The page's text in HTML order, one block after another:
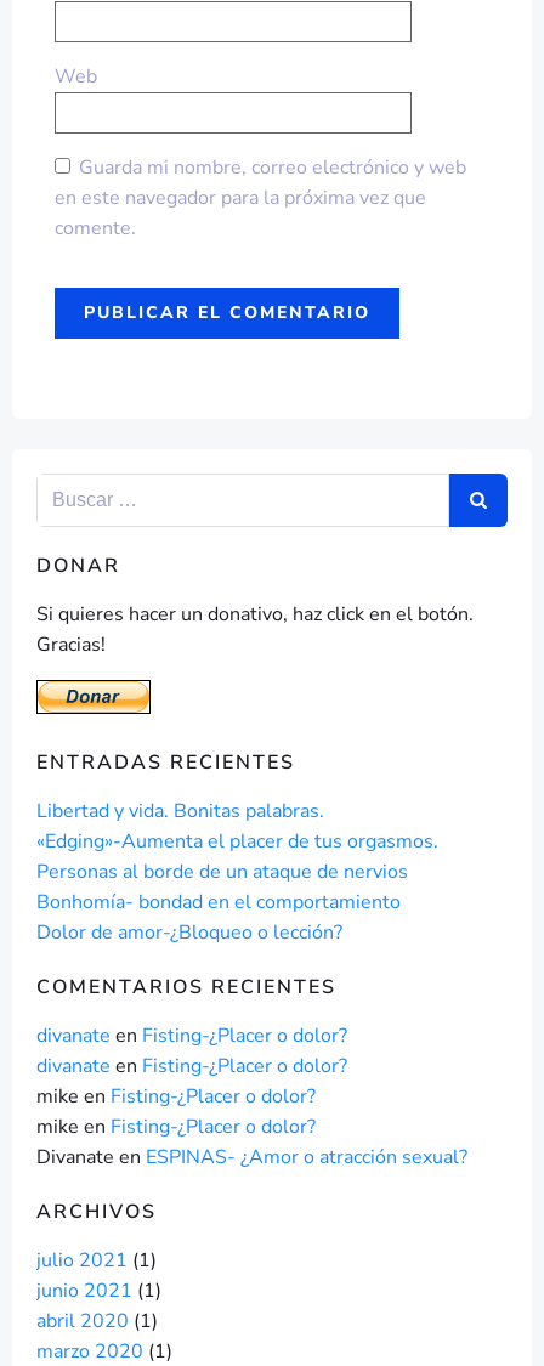
Web
Guarda mi nombre, correo electrónico y web
en este navegador para la próxima vez que
comente.
DONAR
Si quieres hacer un donativo, haz click en el botón.
Gracias!
ENTRADAS RECIENTES
Libertad y vida. Bonitas palabras.
«Edging»-Aumenta el placer de tus orgasmos.
Personas al borde de un ataque de nervios
Bonhomía- bondad en el comportamiento
Dolor de amor-¿Bloqueo o lección?
COMENTARIOS RECIENTES
divanate en Fisting-¿Placer o dolor?
divanate en Fisting-¿Placer o dolor?
mike en Fisting-¿Placer o dolor?
mike en Fisting-¿Placer o dolor?
Divanate en ESPINAS- ¿Amor o atracción sexual?
ARCHIVOS
julio 2021 (1)
junio 2021 (1)
abril 2020 (1)
marzo 2020 (1)